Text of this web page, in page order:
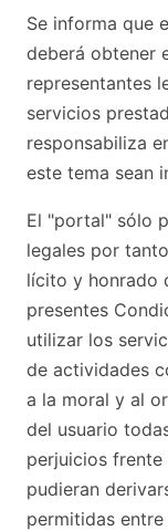
Se informa que
deberá obtener
representantes
servicios
responsabiliza
este tema sean
El "portal" sólo
legales por
lícito y honrado
presentes
utilizar los
de actividades
a la moral y al
del usuario
perjuicios
pudieran
permitidas